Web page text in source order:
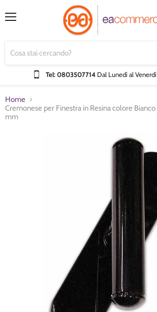
Tel: 0803507714 Dal Lunedì al Venerdì
Home
Cremonese per Finestra in Resina colore
mm